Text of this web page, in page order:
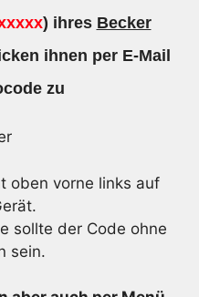
) ihres Becker
ihnen per E-Mail
zu
oben vorne links auf
sollte der Code ohne
sein.